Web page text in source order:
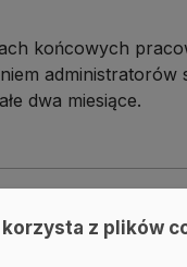
końcowych
administratorów
dwa miesiące.
ie wymaga s tałej opi ek
z plików